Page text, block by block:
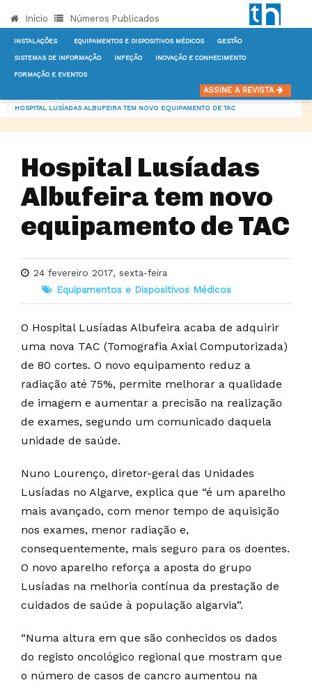
Início Números Publicados
INSTALAÇÕES EQUIPAMENTOS E DISPOSITIVOS MÉDICOS GESTÃO
SISTEMAS DE INFORMAÇÃO INFEÇÃO INOVAÇÃO E CONHECIMENTO
FORMAÇÃO E EVENTOS
ASSINE A REVISTA
EQUIPAMENTOS E DISPOSITIVOS MÉDICOS
HOSPITAL LUSÍADAS ALBUFEIRA TEM NOVO EQUIPAMENTO DE TAC
Hospital Lusíadas
Albufeira tem novo
equipamento de TAC
24 fevereiro 2017, sexta-feira
Equipamentos e Dispositivos Médicos
O Hospital Lusíadas Albufeira acaba de adquirir
uma nova TAC (Tomografia Axial Computorizada)
de 80 cortes. O novo equipamento reduz a
radiação até 75%, permite melhorar a qualidade
de imagem e aumentar a precisão na realização
de exames, segundo um comunicado daquela
unidade de saúde.
Nuno Lourenço, diretor-geral das Unidades
Lusíadas no Algarve, explica que “é um aparelho
mais avançado, com menor tempo de aquisição
nos exames, menor radiação e,
consequentemente, mais seguro para os doentes.
O novo aparelho reforça a aposta do grupo
Lusíadas na melhoria contínua da prestação de
cuidados de saúde à população algarvia”.
“Numa altura em que são conhecidos os dados
do registo oncológico regional que mostram que
o número de casos de cancro aumentou na